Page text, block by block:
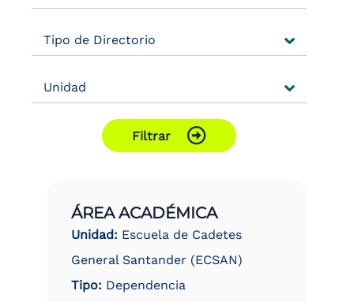
navigate
Tipo de Directorio
Unidad
Filtrar
ÁREA ACADÉMICA
Unidad: Escuela de Cadetes
General Santander (ECSAN)
Tipo: Dependencia